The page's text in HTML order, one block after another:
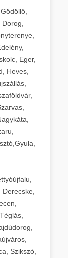
Eger,
Heves,
Szikszó,